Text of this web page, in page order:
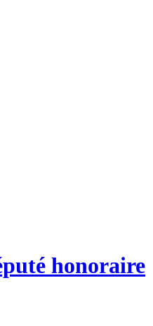
honoraire